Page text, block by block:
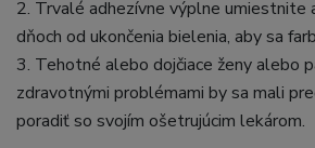
2. Trvalé adhezívne výplne umiestnite
dňoch od ukončenia bielenia, aby sa
3. Tehotné alebo dojčiace ženy alebo
zdravotnými problémami by sa mali
poradiť so svojím ošetrujúcim lekárom.